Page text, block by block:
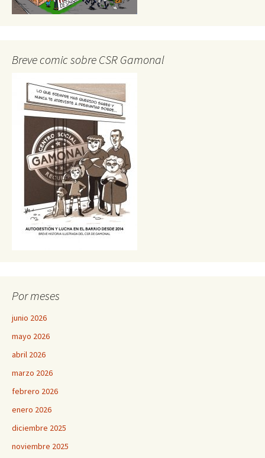
Breve comic sobre CSR Gamonal
Por meses
junio 2026
mayo 2026
abril 2026
marzo 2026
febrero 2026
enero 2026
diciembre 2025
noviembre 2025